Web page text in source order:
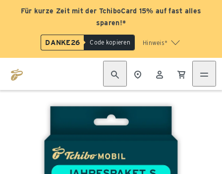
Für kurze Zeit mit der TchiboCard 15% auf fast alles
sparen!*
DANKE26 Code kopieren Hinweis*